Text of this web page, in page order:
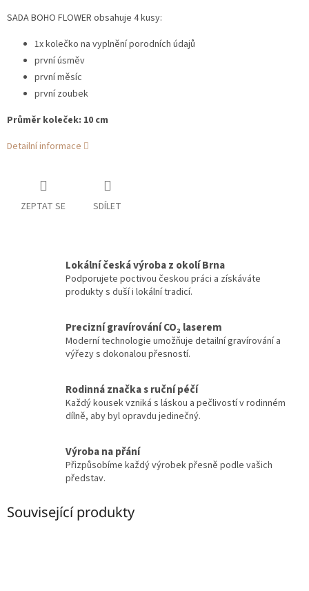
SADA BOHO FLOWER obsahuje 4 kusy:
1x kolečko na vyplnění porodních údajů
první úsměv
první měsíc
první zoubek
Průměr koleček: 10 cm
Detailní informace
ZEPTAT SE SDÍLET
Lokální česká výroba z okolí Brna
Podporujete poctivou českou práci a získáváte
produkty s duší i lokální tradicí.
Precizní gravírování CO₂ laserem
Moderní technologie umožňuje detailní gravírování a
výřezy s dokonalou přesností.
Rodinná značka s ruční péčí
Každý kousek vzniká s láskou a pečlivostí v rodinném
dílně, aby byl opravdu jedinečný.
Výroba na přání
Přizpůsobíme každý výrobek přesně podle vašich
představ.
Související produkty